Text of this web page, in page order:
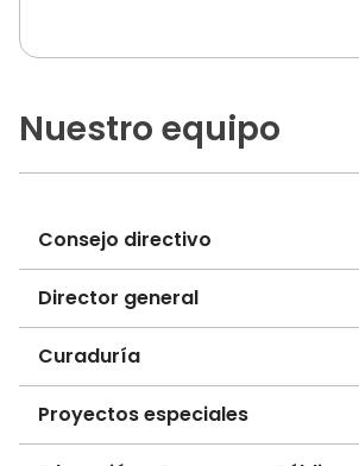
Nuestro equipo
Consejo directivo
Director general
Curaduría
Proyectos especiales